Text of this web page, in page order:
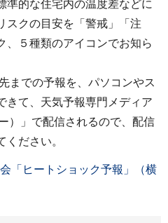
準的な住宅内の温度差などに
スクの目安を「警戒」「注
、５種類のアイコンでお知ら
までの予報を、パソコンやス
きて、天気予報専門メディア
）」で配信されるので、配信
ださい。
「ヒートショック予報」（横